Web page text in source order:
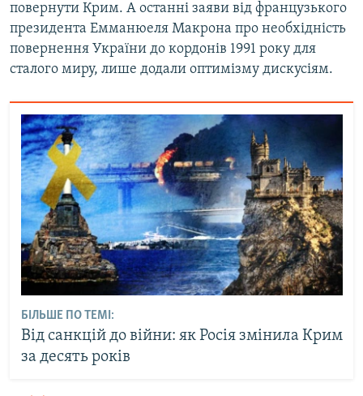
повернути Крим. А останні заяви від французького
президента Емманюеля Макрона про необхідність
повернення України до кордонів 1991 року для
сталого миру, лише додали оптимізму дискусіям.
БІЛЬШЕ ПО ТЕМІ:
Від санкцій до війни: як Росія змінила Крим
за десять років